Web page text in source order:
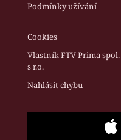
Podmínky užívání
Cookies
Vlastník FTV Prima spol.
s r.o.
Nahlásit chybu